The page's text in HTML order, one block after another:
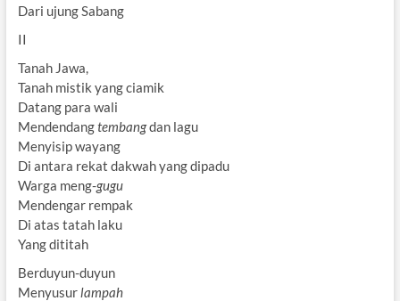
Dari ujung Sabang
II
Tanah Jawa,
Tanah mistik yang ciamik
Datang para wali
Mendendangtembangdan lagu
Menyisip wayang
Di antara rekat dakwah yang dipadu
Warga meng-gugu
Mendengar rempak
Di atas tatah laku
Yang dititah
Berduyun-duyun
Menyusur lampah